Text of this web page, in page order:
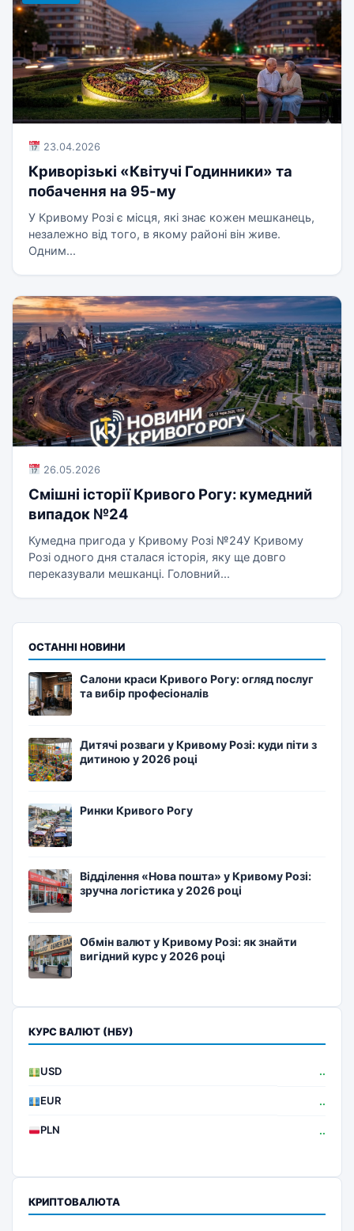
23.04.2026
Криворізькі «Квітучі Годинники» та
побачення на 95-му
У Кривому Розі є місця, які знає кожен мешканець,
незалежно від того, в якому районі він живе.
Одним...
26.05.2026
Смішні історії Кривого Рогу: кумедний
випадок №24
Кумедна пригода у Кривому Розі №24У Кривому
Розі одного дня сталася історія, яку ще довго
переказували мешканці. Головний...
ОСТАННІ НОВИНИ
Салони краси Кривого Рогу: огляд послуг
та вибір професіоналів
Дитячі розваги у Кривому Розі: куди піти з
дитиною у 2026 році
Ринки Кривого Рогу
Відділення «Нова пошта» у Кривому Розі:
зручна логістика у 2026 році
Обмін валют у Кривому Розі: як знайти
вигідний курс у 2026 році
КУРС ВАЛЮТ (НБУ)
USD ..
EUR ..
PLN ..
КРИПТОВАЛЮТА